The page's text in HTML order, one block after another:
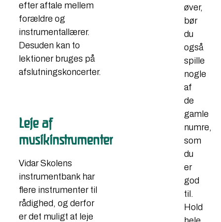
efter aftale mellem
forældre og
instrumentallærer.
Desuden kan to
lektioner bruges på
afslutningskoncerter.
Leje af
musikinstrumenter
Vidar Skolens
instrumentbank har
flere instrumenter til
rådighed, og derfor
er det muligt at leje
øver,
bør
du
også
spille
nogle
af
de
gamle
numre,
som
du
er
god
til.
Hold